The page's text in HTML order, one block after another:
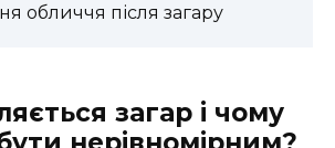
обличчя після загару
загар і чому